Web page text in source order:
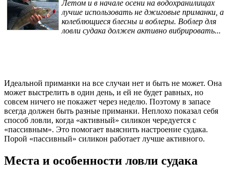
Летом и в начале осени на водохранилищах
лучше использовать не джиговые приманки, а
колеблющиеся блесны и воблеры. Воблер для
ловли судака должен активно вибрировать...
Идеальной приманки на все случаи нет и быть не может. Она
может выстрелить в один день, и ей не будет равных, но
совсем ничего не покажет через неделю. Поэтому в запасе
всегда должен быть разные приманки. Неплохо показал себя
способ ловли, когда «активный» силикон чередуется с
«пассивным». Это помогает выяснить настроение судака.
Порой «пассивный» силикон работает лучше активного.
Места и особенности ловли судака